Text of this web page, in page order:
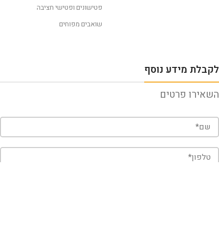
פטישונים ופטישי חציבה
שואבים מפוחים
לקבלת מידע נוסף
השאירו פרטים